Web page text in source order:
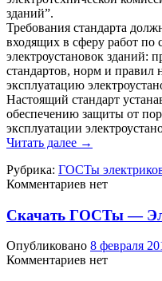
зданий”.
Требования стандарта
входящих в сферу работ по
электроустановок зданий:
стандартов, норм и правил
эксплуатацию
Настоящий стандарт
обеспечению защиты от
эксплуатации
Читать далее →
Рубрика: ГОСТы
Комментариев нет
Скачать ГОСТы —
Опубликовано 8 февраля
Комментариев нет